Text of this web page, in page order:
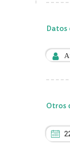
Otros